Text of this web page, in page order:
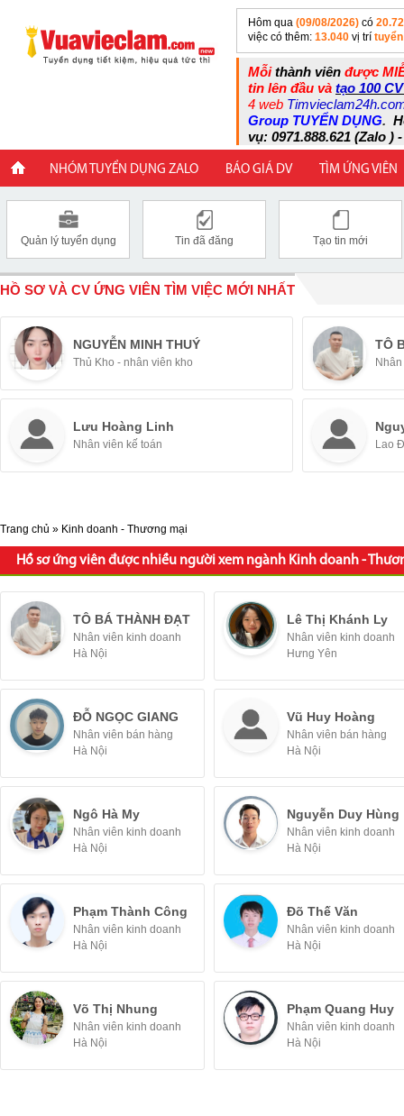
Hôm qua (09/08/2026) có
việc có thêm: 13.040 vị trí
Mỗithành viên được
tin lên đầu và tạo 100
4 web
Group TUYỂN DỤNG.
vụ: 0971.888.621 (Zalo )
NHÓM TUYỂN DỤNG ZALO BÁO GIÁ DV TÌM ỨNG VIÊN
Quản lý tuyển dụng Tin đã đăng Tạo tin mới
HỒ SƠ VÀ CV ỨNG VIÊN TÌM VIỆC MỚI NHẤT
NGUYỄN MINH THUÝ
Thủ Kho - nhân viên kho
TÔ
Lưu Hoàng Linh
Nhân viên kế toán Lao
Trang chủ » Kinh doanh - Thương mại
Hồ sơ ứng viên được nhiều người xem ngành Kinh doanh -
TÔ BÁ THÀNH ĐẠT
Nhân viên kinh doanh
Hà Nội
Lê Thị Khánh Ly
Nhân viên kinh doanh
Hưng Yên
ĐỖ NGỌC GIANG
Nhân viên bán hàng
Hà Nội
Vũ Huy Hoàng
Nhân viên bán hàng
Hà Nội
Ngô Hà My
Nhân viên kinh doanh
Hà Nội
Nguyễn Duy Hùng
Nhân viên kinh doanh
Hà Nội
Phạm Thành Công
Nhân viên kinh doanh
Hà Nội
Đõ Thế Văn
Nhân viên kinh doanh
Hà Nội
Võ Thị Nhung
Nhân viên kinh doanh
Hà Nội
Phạm Quang Huy
Nhân viên kinh doanh
Hà Nội